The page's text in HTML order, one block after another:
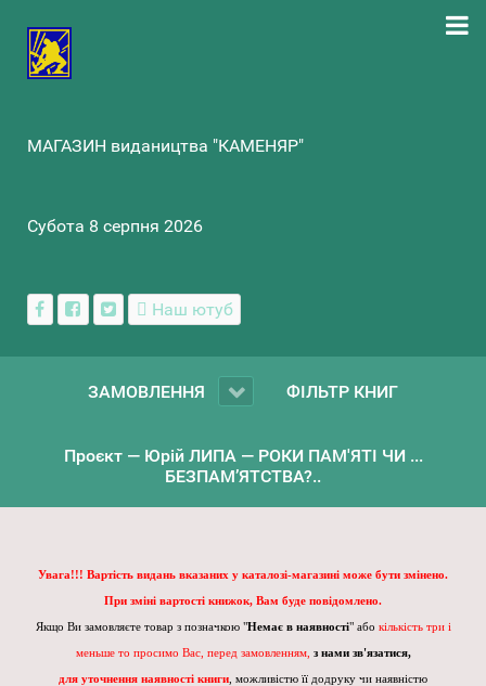
МАГАЗИН видаництва "КАМЕНЯР"
Субота 8 серпня 2026
Наш ютуб
ЗАМОВЛЕННЯ ФІЛЬТР КНИГ
Проєкт — Юрій ЛИПА — РОКИ ПАМ'ЯТІ ЧИ ...
БЕЗПАМ’ЯТСТВА?..
Увага!!! Вартість видань вказаних у каталозі-магазині може бути змінено.
При зміні вартості книжок, Вам буде повідомлено.
Якщо Ви замовляєте товар з позначкою "Немає в наявності" або кількість три і
меньше то просимо Вас, перед замовленням, з нами зв'язатися,
для уточнення наявності книги , можливістю її додруку чи наявністю